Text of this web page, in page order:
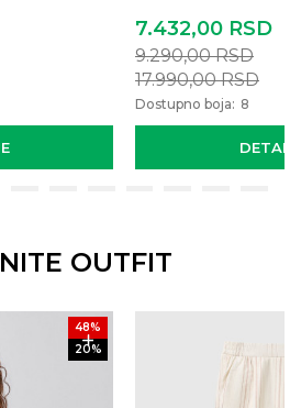
7.432,00 RSD
9.290,00RSD
17.990,00RSD
Dostupno boja: 8
OUTFIT
48%
20%